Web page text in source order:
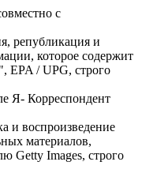
с
републикация и
которое содержит
EPA / UPG, строго
Я- Корреспондент
и воспроизведение
материалов,
Getty Images, строго